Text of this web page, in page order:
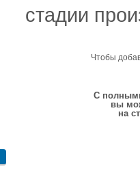
стадии
Чтобы
С
вы
на